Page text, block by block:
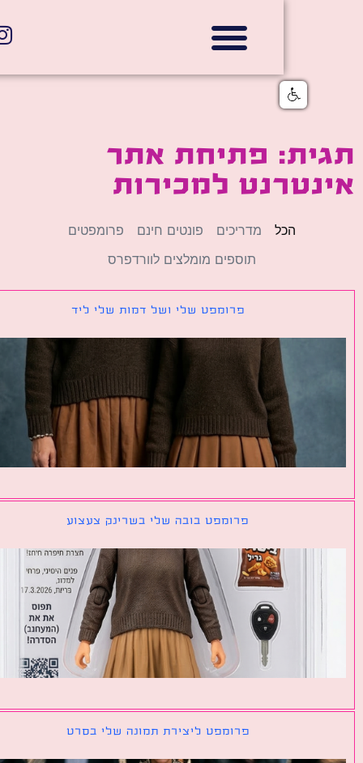
פתיחת אתר
למכירות
מדריכים פונטים חינם
פרומפטים
תוספים מומלצים לוורדפרס
פרומפט שלי ושל דמות שלי ליד
פרומפט בובה שלי בשרינק צעצוע
פרומפט ליצירת תמונה שלי בסרט